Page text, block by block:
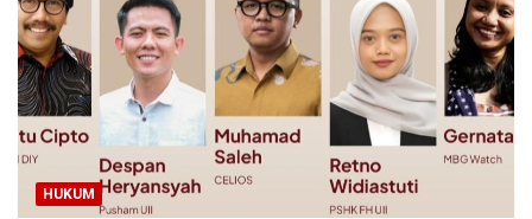
HUKUM